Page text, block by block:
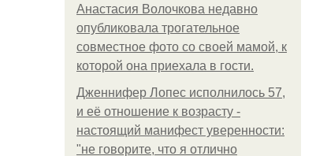
Анастасия Волочкова недавно
опубликовала трогательное
совместное фото со своей мамой, к
которой она приехала в гости.
Дженнифер Лопес исполнилось 57,
и её отношение к возрасту -
настоящий манифест уверенности:
"не говорите, что я отлично